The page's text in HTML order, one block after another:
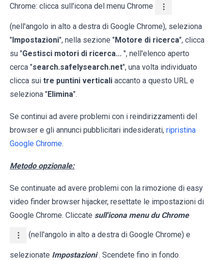
Chrome: clicca sull'icona del menu Chrome
(nell'angolo in alto a destra di Google Chrome), seleziona
"Impostazioni", nella sezione "Motore di ricerca", clicca
su "Gestisci motori di ricerca... ", nell'elenco aperto
cerca "search.safelysearch.net", una volta individuato
clicca sui tre puntini verticali accanto a questo URL e
seleziona "Elimina".
Se continui ad avere problemi con i reindirizzamenti del
browser e gli annunci pubblicitari indesiderati, ripristina
Google Chrome.
Metodo opzionale:
Se continuate ad avere problemi con la rimozione di easy
video finder browser hijacker, resettate le impostazioni di
Google Chrome. Cliccate sull'icona menu du Chrome
(nell'angolo in alto a destra di Google Chrome) e
selezionate Impostazioni . Scendete fino in fondo.